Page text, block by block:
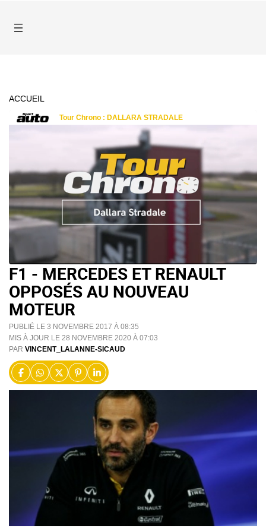
ACCUEIL
F1 - MERCEDES ET RENAULT
OPPOSÉS AU NOUVEAU
MOTEUR
PUBLIÉ LE 3 NOVEMBRE 2017 À 08:35
MIS À JOUR LE 28 NOVEMBRE 2020 À 07:03
PAR VINCENT_LALANNE-SICAUD